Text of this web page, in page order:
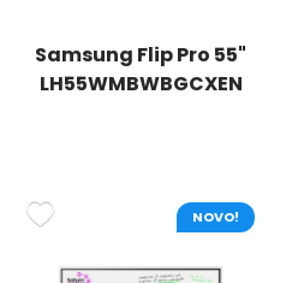
Samsung Flip Pro 55"
LH55WMBWBGCXEN
NOVO!